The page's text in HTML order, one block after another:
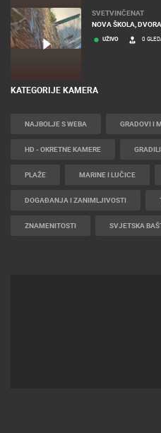
SVETVINČENAT
NOVA ŠKOLA,
UŽIVO 0
KATEGORIJE KAMERA
NAJBOLJE S WEBA GRADOVI I
HD - OKRETNE KAMERE
PLAŽE MARINE I LUČICE
DOGAĐANJA I ZANIMLJIVOSTI
ZNAMENITOSTI SVJETSKA